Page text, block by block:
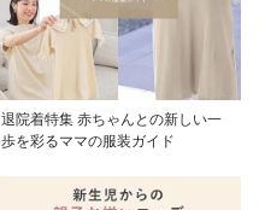
退院着特集 赤ちゃんとの新しい一
歩を彩るママの服装ガイド